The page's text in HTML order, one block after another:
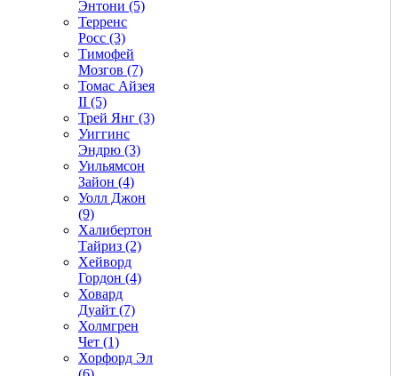
Энтони (5)
Терренс
Росс (3)
Тимофей
Мозгов (7)
Томас Айзея
II (5)
Трей Янг (3)
Уиггинс
Эндрю (3)
Уильямсон
Зайон (4)
Уолл Джон
(9)
Халибертон
Тайриз (2)
Хейворд
Гордон (4)
Ховард
Дуайт (7)
Холмгрен
Чет (1)
Хорфорд Эл